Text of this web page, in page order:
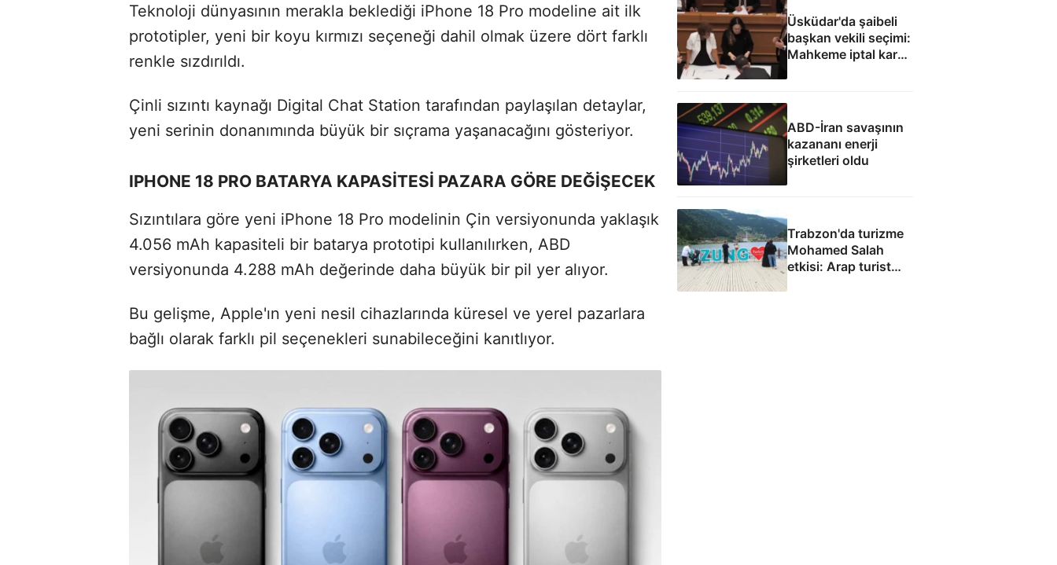
Teknoloji dünyasının merakla beklediği iPhone 18 Pro modeline ait ilk
prototipler, yeni bir koyu kırmızı seçeneği dahil olmak üzere dört farklı
renkle sızdırıldı.
Çinli sızıntı kaynağı Digital Chat Station tarafından paylaşılan detaylar,
yeni serinin donanımında büyük bir sıçrama yaşanacağını gösteriyor.
IPHONE 18 PRO BATARYA KAPASİTESİ PAZARA GÖRE DEĞİŞECEK
Sızıntılara göre yeni iPhone 18 Pro modelinin Çin versiyonunda yaklaşık
4.056 mAh kapasiteli bir batarya prototipi kullanılırken, ABD
versiyonunda 4.288 mAh değerinde daha büyük bir pil yer alıyor.
Bu gelişme, Apple'ın yeni nesil cihazlarında küresel ve yerel pazarlara
bağlı olarak farklı pil seçenekleri sunabileceğini kanıtlıyor.
Üsküdar'da şaibeli
başkan vekili seçimi:
Mahkeme iptal kararı
ABD-İran savaşının
kazananı enerji
şirketleri oldu
Trabzon'da turizme
Mohamed Salah
etkisi: Arap turist